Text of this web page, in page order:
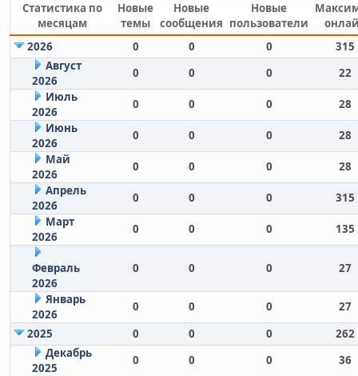
Статистика по
месяцам
Новые
темы
Новые
сообщения
Новые
пользователи
2026
0 0 0
315
Август
2026
0 0 0
22
Июль
2026
0 0 0
28
Июнь
2026
0 0 0
28
Май
2026
0 0 0
28
Апрель
2026
0 0 0
315
Март
2026
0 0 0 135
Февраль
2026
0 0 0 27
Январь
2026
0 0 0
27
2025
0 0 0
262
Декабрь
2025
0 0 0
36